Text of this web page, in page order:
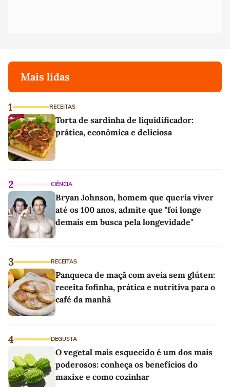
Mais lidas
1 RECEITAS
Torta de sardinha de liquidificador:
prática, econômica e deliciosa
2 CIÊNCIA
Bryan Johnson, homem que queria viver
até os 100 anos, admite que "foi longe
demais em busca pela longevidade"
3 RECEITAS
Panqueca de maçã com aveia sem glúten:
receita fofinha, prática e nutritiva para o
café da manhã
4 DEGUSTA
O vegetal mais esquecido é um dos mais
poderosos: conheça os benefícios do
maxixe e como cozinhar